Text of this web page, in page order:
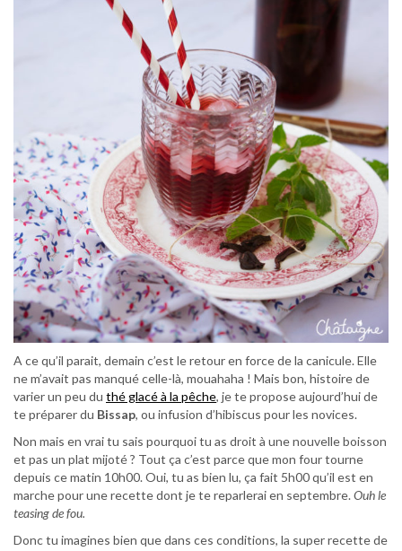
A ce qu’il parait, demain c’est le retour en force de la canicule. Elle
ne m’avait pas manqué celle-là, mouahaha ! Mais bon, histoire de
varier un peu du thé glacé à la pêche, je te propose aujourd’hui de
te préparer du Bissap, ou infusion d’hibiscus pour les novices.
Non mais en vrai tu sais pourquoi tu as droit à une nouvelle boisson
et pas un plat mijoté ? Tout ça c’est parce que mon four tourne
depuis ce matin 10h00. Oui, tu as bien lu, ça fait 5h00 qu’il est en
marche pour une recette dont je te reparlerai en septembre.Ouh le
teasing de fou.
Donc tu imagines bien que dans ces conditions, la super recette de